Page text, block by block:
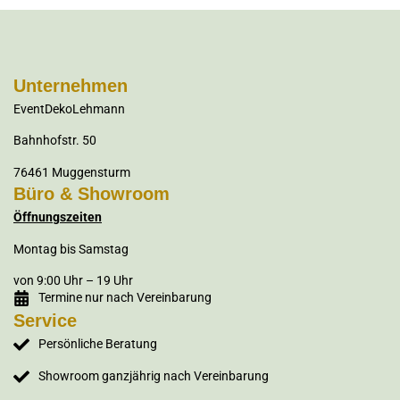
Unternehmen
EventDekoLehmann
Bahnhofstr. 50
76461 Muggensturm
Büro & Showroom
Öffnungszeiten
Montag bis Samstag
von 9:00 Uhr – 19 Uhr
Termine nur nach Vereinbarung
Service
Persönliche Beratung
Showroom ganzjährig nach Vereinbarung